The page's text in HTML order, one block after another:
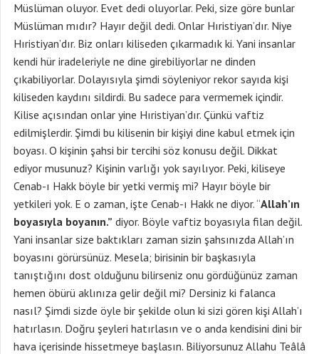
Müslüman oluyor. Evet dedi oluyorlar. Peki, size göre bunlar
Müslüman mıdır? Hayır değil dedi. Onlar Hıristiyan’dır. Niye
Hıristiyan’dır. Biz onları kiliseden çıkarmadık ki. Yani insanlar
kendi hür iradeleriyle ne dine girebiliyorlar ne dinden
çıkabiliyorlar. Dolayısıyla şimdi söyleniyor rekor sayıda kişi
kiliseden kaydını sildirdi. Bu sadece para vermemek içindir.
Kilise açısından onlar yine Hıristiyan’dır. Çünkü vaftiz
edilmişlerdir. Şimdi bu kilisenin bir kişiyi dine kabul etmek için
boyası. O kişinin şahsi bir tercihi söz konusu değil. Dikkat
ediyor musunuz? Kişinin varlığı yok sayılıyor. Peki, kiliseye
Cenab-ı Hakk böyle bir yetki vermiş mi? Hayır böyle bir
yetkileri yok. E o zaman, işte Cenab-ı Hakk ne diyor. “Allah’ın
boyasıyla boyanın.” diyor. Böyle vaftiz boyasıyla filan değil.
Yani insanlar size baktıkları zaman sizin şahsınızda Allah’ın
boyasını görürsünüz. Mesela; birisinin bir başkasıyla
tanıştığını dost olduğunu bilirseniz onu gördüğünüz zaman
hemen öbürü aklınıza gelir değil mi? Dersiniz ki falanca
nasıl? Şimdi sizde öyle bir şekilde olun ki sizi gören kişi Allah’ı
hatırlasın. Doğru şeyleri hatırlasın ve o anda kendisini dini bir
hava içerisinde hissetmeye başlasın. Biliyorsunuz Allahu Teâlâ